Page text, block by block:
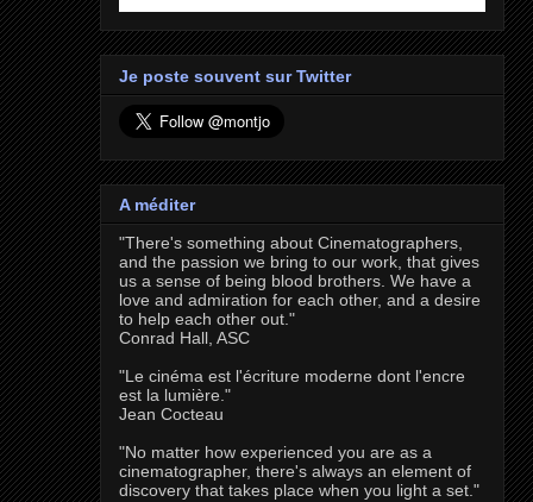
Je poste souvent sur Twitter
A méditer
"There's something about Cinematographers,
and the passion we bring to our work, that gives
us a sense of being blood brothers. We have a
love and admiration for each other, and a desire
to help each other out."
Conrad Hall, ASC
"Le cinéma est l'écriture moderne dont l'encre
est la lumière."
Jean Cocteau
"No matter how experienced you are as a
cinematographer, there's always an element of
discovery that takes place when you light a set."